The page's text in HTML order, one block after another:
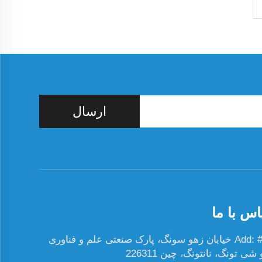
ارسال
با ما
Add: #19 خیابان زهو سونگ، پارک صنعتی علم و فناوری
تونگ، نانتونگ، چین 226311